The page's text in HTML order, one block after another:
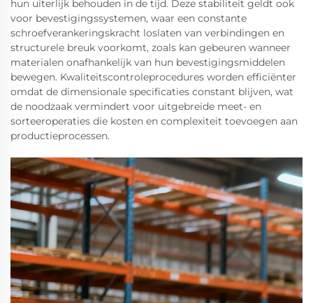
hun uiterlijk behouden in de tijd. Deze stabiliteit geldt ook
voor bevestigingssystemen, waar een constante
schroefverankeringskracht loslaten van verbindingen en
structurele breuk voorkomt, zoals kan gebeuren wanneer
materialen onafhankelijk van hun bevestigingsmiddelen
bewegen. Kwaliteitscontroleprocedures worden efficiënter
omdat de dimensionale specificaties constant blijven, wat
de noodzaak vermindert voor uitgebreide meet- en
sorteeroperaties die kosten en complexiteit toevoegen aan
productieprocessen.